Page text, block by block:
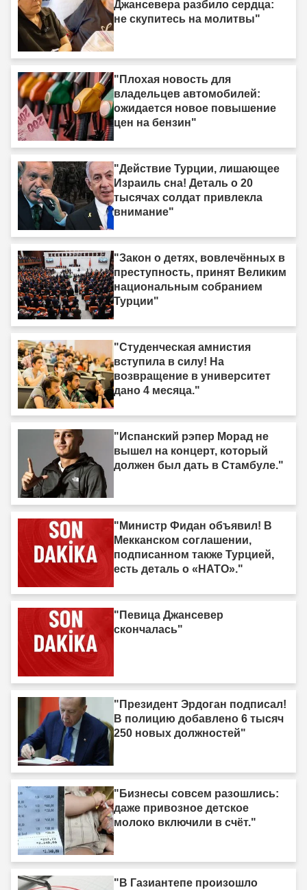
Джансевера разбило сердца:
не скупитесь на молитвы"
"Плохая новость для
владельцев автомобилей:
ожидается новое повышение
цен на бензин"
"Действие Турции, лишающее
Израиль сна! Деталь о 20
тысячах солдат привлекла
внимание"
"Закон о детях, вовлечённых в
преступность, принят Великим
национальным собранием
Турции"
"Студенческая амнистия
вступила в силу! На
возвращение в университет
дано 4 месяца."
"Испанский рэпер Морад не
вышел на концерт, который
должен был дать в Стамбуле."
"Министр Фидан объявил! В
Мекканском соглашении,
подписанном также Турцией,
есть деталь о «НАТО»."
"Певица Джансевер
скончалась"
"Президент Эрдоган подписал!
В полицию добавлено 6 тысяч
250 новых должностей"
"Бизнесы совсем разошлись:
даже привозное детское
молоко включили в счёт."
"В Газиантепе произошло